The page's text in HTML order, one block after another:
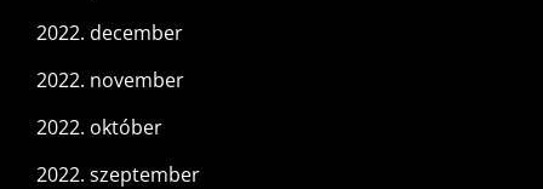
2022. december
2022. november
2022. október
2022. szeptember